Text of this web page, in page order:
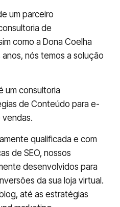
um parceiro
de
como a Dona Coelha
nós temos a solução
um consultoria
de Conteúdo para e-
qualificada e com
de SEO, nossos
desenvolvidos para
da sua loja virtual.
até as estratégias